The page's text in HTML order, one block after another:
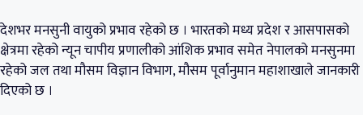
देशभर मनसुनी वायुको प्रभाव रहेको छ । भारतको मध्य प्रदेश र आसपासको
क्षेत्रमा रहेको न्यून चापीय प्रणालीको आंशिक प्रभाव समेत नेपालको मनसुनमा
रहेको जल तथा मौसम विज्ञान विभाग, मौसम पूर्वानुमान महाशाखाले जानकारी
दिएको छ ।